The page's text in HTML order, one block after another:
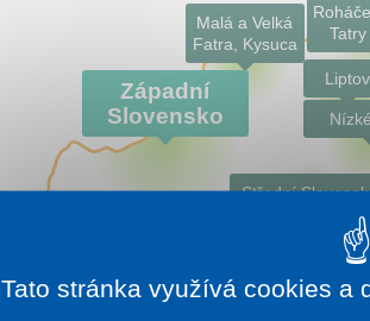
Slovensko
Liptov
Malá a Velká
Fatra, Kysuca
Střední
Západní
Slovensko
Tato stránka využívá cookies a